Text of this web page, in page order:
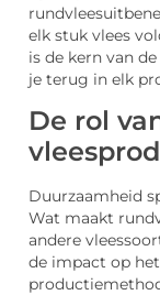
elk stuk vlees
is de kern van
je terug in elk
De rol
Duurzaamheid
Wat maakt
andere
de impact op